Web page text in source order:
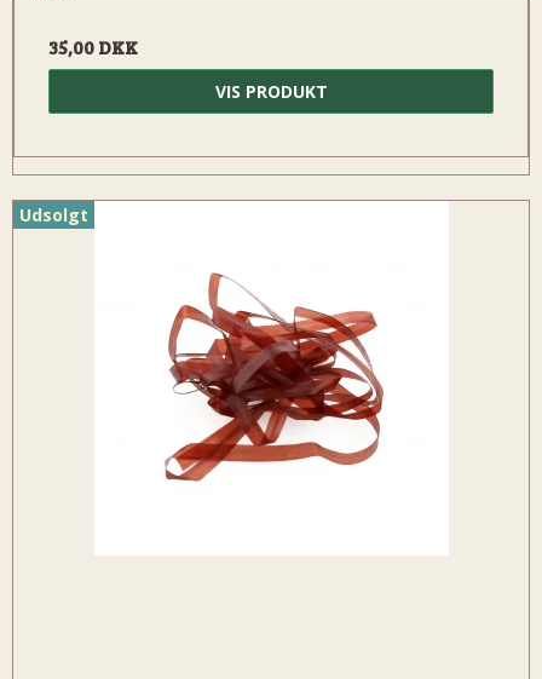
35,00 DKK
VIS PRODUKT
Udsolgt